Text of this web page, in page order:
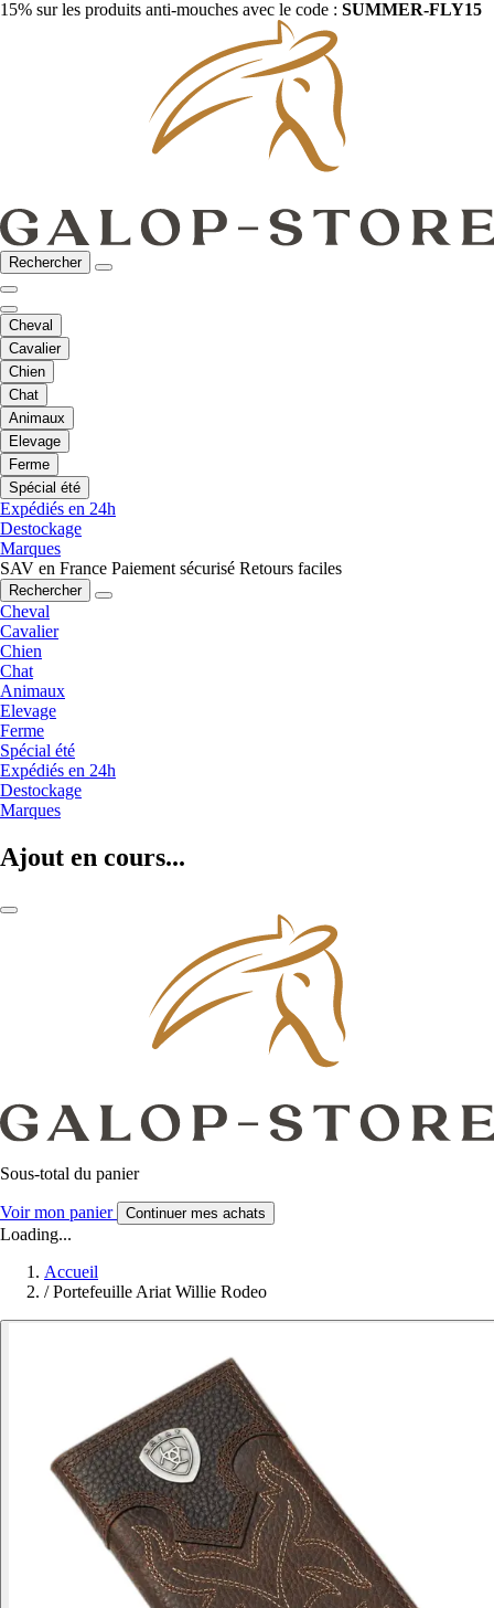
15% sur les produits anti-mouches avec le code : SUMMER-FLY15
Rechercher
Cheval
Cavalier
Chien
Chat
Animaux
Elevage
Ferme
Spécial été
Expédiés en 24h
Destockage
Marques
SAV en France Paiement sécurisé Retours faciles
Rechercher
Cheval
Cavalier
Chien
Chat
Animaux
Elevage
Ferme
Spécial été
Expédiés en 24h
Destockage
Marques
Ajout en cours...
Sous-total du panier
Voir mon panier Continuer mes achats
Loading...
Accueil
/ Portefeuille Ariat Willie Rodeo